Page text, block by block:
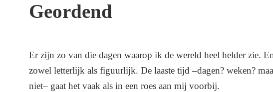
Geordend
Er zijn zo van die dagen waarop ik de wereld heel helder zie.
zowel letterlijk als figuurlijk. De laaste tijd –dagen? weken?
niet– gaat het vaak als in een roes aan mij voorbij.